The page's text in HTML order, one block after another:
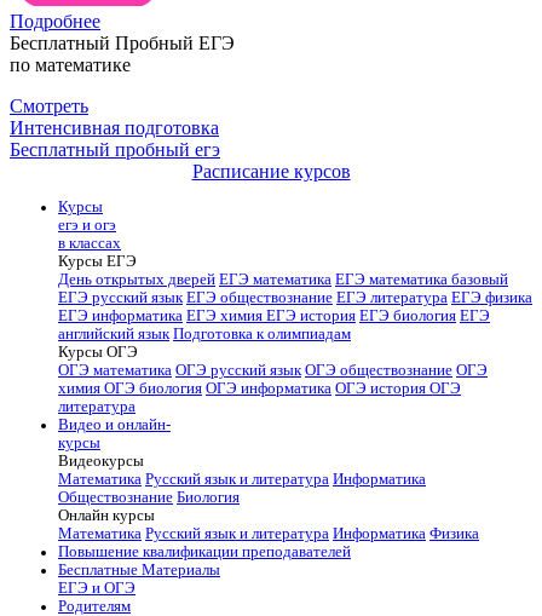
Подробнее
Бесплатный Пробный ЕГЭ
по математике
Смотреть
Интенсивная подготовка
Бесплатный пробный егэ
Расписание курсов
Курсы
егэ и огэ
в классах
Курсы ЕГЭ
День открытых дверей ЕГЭ математика ЕГЭ математика базовый
ЕГЭ русский язык ЕГЭ обществознание ЕГЭ литература ЕГЭ физика
ЕГЭ информатика ЕГЭ химия ЕГЭ история ЕГЭ биология ЕГЭ
английский язык Подготовка к олимпиадам
Курсы ОГЭ
ОГЭ математика ОГЭ русский язык ОГЭ обществознание ОГЭ
химия ОГЭ биология ОГЭ информатика ОГЭ история ОГЭ
литература
Видео и онлайн-
курсы
Видеокурсы
Математика Русский язык и литература Информатика
Обществознание Биология
Онлайн курсы
Математика Русский язык и литература Информатика Физика
Повышение квалификации преподавателей
Бесплатные Материалы
ЕГЭ и ОГЭ
Родителям